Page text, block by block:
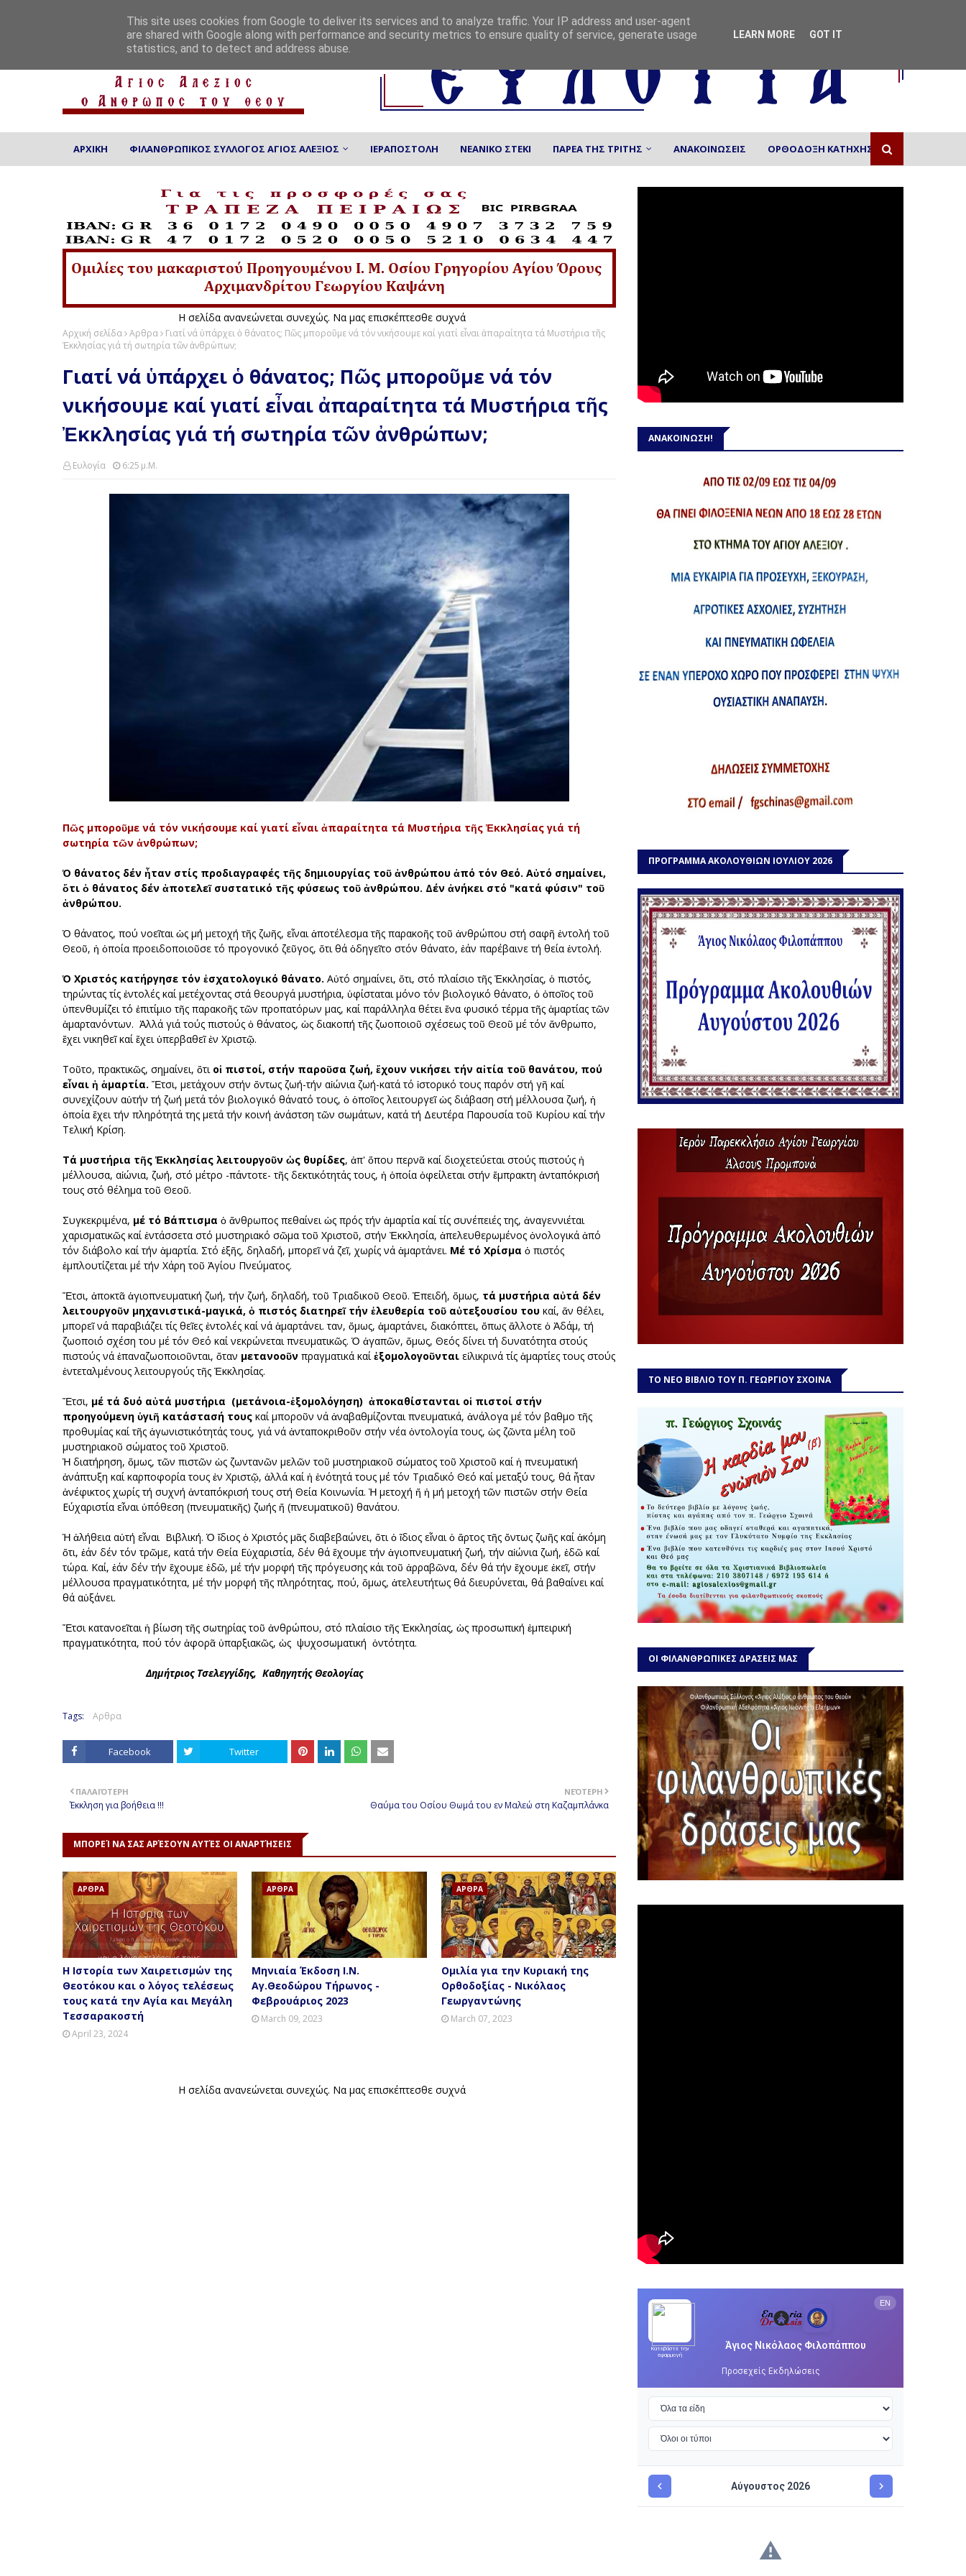
ΑΡΧΙΚΗ ΦΙΛΑΝΘΡΩΠΙΚΟΣ ΣΥΛΛΟΓΟΣ ΑΓΙΟΣ ΑΛΕΞΙΟΣ ΙΕΡΑΠΟΣΤΟΛΗ ΝΕΑΝΙΚΟ ΣΤΕΚΙ ΠΑΡΕΑ ΤΗΣ ΤΡΙΤΗΣ ΑΝΑΚΟΙΝΩΣΕΙΣ ΟΡΘΟΔΟΞΗ ΚΑΤΗΧΗΣΗ
Η σελίδα ανανεώνεται συνεχώς. Να μας επισκέπτεσθε συχνά
Αρχική σελίδα Αρθρα
Γιατί νά ὑπάρχει ὁ θάνατος; Πῶς μποροῦμε νά τόν νικήσουμε καί γιατί εἶναι ἀπαραίτητα τά Μυστήρια τῆς
Ἐκκλησίας γιά τή σωτηρία τῶν ἀνθρώπων;
Γιατί νά ὑπάρχει ὁ θάνατος; Πῶς μποροῦμε νά τόν
νικήσουμε καί γιατί εἶναι ἀπαραίτητα τά Μυστήρια τῆς
Ἐκκλησίας γιά τή σωτηρία τῶν ἀνθρώπων;
Ευλογία 6:25 Μ.μ.
Πῶς μποροῦμε νά τόν νικήσουμε καί γιατί εἶναι ἀπαραίτητα τά Μυστήρια τῆς Ἐκκλησίας γιά τή
σωτηρία τῶν ἀνθρώπων;
Ὁ θάνατος δέν ἦταν στίς προδιαγραφές τῆς δημιουργίας τοῦ ἀνθρώπου ἀπό τόν Θεό. Αὐτό σημαίνει,
ὅτι ὁ θάνατος δέν ἀποτελεῖ συστατικό τῆς φύσεως τοῦ ἀνθρώπου. Δέν ἀνήκει στό "κατά φύσιν" τοῦ
ἀνθρώπου.
Ὁ θάνατος, πού νοεῖται ὡς μή μετοχή τῆς ζωῆς, εἶναι ἀποτέλεσμα τῆς παρακοῆς τοῦ ἀνθρώπου στή σαφῆ ἐντολή τοῦ
Θεοῦ, ἡ ὁποία προειδοποιοῦσε τό προγονικό ζεῦγος, ὅτι θά ὁδηγεῖτο στόν θάνατο, ἐάν παρέβαινε τή θεία ἐντολή.
Ὁ Χριστός κατήργησε τόν ἐσχατολογικό θάνατο. Αὐτό σημαίνει, ὅτι, στό πλαίσιο τῆς Ἐκκλησίας, ὁ πιστός,
τηρώντας τίς ἐντολές καί μετέχοντας στά θεουργά μυστήρια, ὑφίσταται μόνο τόν βιολογικό θάνατο, ὁ ὁποῖος τοῦ
ὑπενθυμίζει τό ἐπιτίμιο τῆς παρακοῆς τῶν προπατόρων μας, καί παράλληλα θέτει ἔνα φυσικό τέρμα τῆς ἁμαρτίας τῶν
ἁμαρτανόντων. Ἀλλά γιά τούς πιστούς ὁ θάνατος, ὡς διακοπή τῆς ζωοποιοῦ σχέσεως τοῦ Θεοῦ μέ τόν ἄνθρωπο,
ἔχει νικηθεῖ καί ἔχει ὑπερβαθεῖ ἐν Χριστῷ.
Τοῦτο, πρακτικῶς, σημαίνει, ὅτιοἱ πιστοί, στήν παροῦσα ζωή, ἔχουν νικήσει τήν αἰτία τοῦ θανάτου, πού
εἶναι ἡ ἁμαρτία. Ἔτσι, μετάχουν στήν ὄντως ζωή-τήν αἰώνια ζωή-κατά τό ἱστορικό τους παρόν στή γῆ καί
συνεχίζουν αὐτήν τή ζωή μετά τόν βιολογικό θάνατό τους, ὁ ὁποῖος λειτουργεῖ ὡς διάβαση στή μέλλουσα ζωή, ἡ
ὁποία ἔχει τήν πληρότητά της μετά τήν κοινή ἀνάστση τῶν σωμάτων, κατά τή Δευτέρα Παρουσία τοῦ Κυρίου καί τήν
Τελική Κρίση.
Τά μυστήρια τῆς Ἐκκλησίας λειτουργοῦν ὡς θυρίδες, ἀπ' ὅπου περνᾶ καί διοχετεύεται στούς πιστούς ἡ
μέλλουσα, αἰώνια, ζωή, στό μέτρο -πάντοτε- τῆς δεκτικότητάς τους, ἡ ὁποία ὀφείλεται στήν ἔμπρακτη ἀνταπόκρισή
τους στό θέλημα τοῦ Θεοῦ.
Συγκεκριμένα, μέ τό Βάπτισμα ὁ ἄνθρωπος πεθαίνει ὡς πρός τήν ἀμαρτία καί τίς συνέπειές της, ἀναγεννιέται
χαρισματικῶς καί ἐντάσσετα στό μυστηριακό σῶμα τοῦ Χριστοῦ, στήν Ἐκκλησία, ἀπελευθερωμένος ὀνολογικά ἀπό
τόν διάβολο καί τήν ἁμαρτία. Στό ἑξῆς, δηλαδή, μπορεῖ νά ζεῖ, χωρίς νά ἁμαρτάνει. Μέ τό Χρίσμα ὁ πιστός
ἐμπλουτίζεται μέ τήν Χάρη τοῦ Ἁγίου Πνεύματος.
Ἔτσι, ἀποκτᾶ ἁγιοπνευματική ζωή, τήν ζωή, δηλαδή, τοῦ Τριαδικοῦ Θεοῦ. Ἐπειδή, ὅμως, τά μυστήρια αὐτά δέν
λειτουργοῦν μηχανιστικά-μαγικά, ὁ πιστός διατηρεῖ τήν ἐλευθερία τοῦ αὐτεξουσίου του καί, ἄν θέλει,
μπορεῖ νά παραβιάζει τίς θεῖες ἐντολές καί νά ἁμαρτάνει. Ὅταν, ὅμως, ἁμαρτάνει, διακόπτει, ὅπως ἄλλοτε ὁ Ἀδάμ, τή
ζωοποιό σχέση του μέ τόν Θεό καί νεκρώνεται πνευματικῶς. Ὁ ἀγαπῶν, ὅμως, Θεός δίνει τή δυνατότητα στούς
πιστούς νά ἐπαναζωοποιοῦνται, ὅταν μετανοοῦν πραγματικά καίἐξομολογοῦνται εἰλικρινά τίς ἁμαρτίες τους στούς
ἐντεταλμένους λειτουργούς τῆς Ἐκκλησίας.
Ἔτσι, μέ τά δυό αὐτά μυστήρια (μετάνοια-ἐξομολόγηση) ἀποκαθίστανται οἱ πιστοί στήν
προηγούμενη ὑγιῆ κατάστασή τους καί μποροῦν νά ἀναβαθμίζονται πνευματικά, ἀνάλογα μέ τόν βαθμο τῆς
προθυμίας καί τῆς ἀγωνιστικότητάς τους, γιά νά ἀνταποκριθοῦν στήν νέα ὀντολογία τους, ὡς ζῶντα μέλη τοῦ
μυστηριακοῦ σώματος τοῦ Χριστοῦ.
Ἡ διατήρηση, ὅμως, τῶν πιστῶν ὡς ζωντανῶν μελῶν τοῦ μυστηριακοῦ σώματος τοῦ Χριστοῦ καί ἡ πνευματική
ἀνάπτυξη καί καρποφορία τους ἐν Χριστῷ, ἀλλά καί ἡ ἑνότητά τους μέ τόν Τριαδικό Θεό καί μεταξύ τους, θά ἦταν
ἀνέφικτος χωρίς τή συχνή ἀνταπόκρισή τους στή Θεία Κοινωνία. Ἡ μετοχή ἤ ἡ μή μετοχή τῶν πιστῶν στήν Θεία
Εύχαριστία εἶναι ὑπόθεση (πνευματικῆς) ζωής ἤ (πνευματικοῦ) θανάτου.
Ἡ ἀλήθεια αὐτή εἶναι Βιβλική. Ὁ ἴδιος ὁ Χριστός μᾶς διαβεβαώνει, ὅτι ὁ ἴδιος εἶναι ὁ ἄρτος τῆς ὄντως ζωῆς καί ἀκόμη
ὅτι, ἐάν δέν τόν τρῶμε, κατά τήν Θεία Εὐχαριστία, δέν θά ἔχουμε τήν ἁγιοπνευματική ζωή, τήν αἰώνια ζωή, ἐδῶ καί
τώρα. Καί, ἐάν δέν τήν ἔχουμε ἐδῶ, μέ τήν μορφή τῆς πρόγευσης κάι τοῦ ἀρραβῶνα, δέν θά τήν ἔχουμε ἐκεῖ, στήν
μέλλουσα πραγματικότητα, μέ τήν μορφή τῆς πληρότητας, πού, ὅμως, ἀτελευτήτως θά διευρύνεται, θά βαθαίνει καί
θά αὐξάνει.
Ἔτσι κατανοεῖται ἡ βίωση τῆς σωτηρίας τοῦ ἀνθρώπου, στό πλαίσιο τῆς Ἐκκλησίας, ὡς προσωπική ἐμπειρική
πραγματικότητα, πού τόν ἀφορᾶ ὑπαρξιακῶς, ὡς ψυχοσωματική ὀντότητα.
Δημήτριος Τσελεγγίδης, Καθηγητής Θεολογίας
Tags: Αρθρα
Facebook Twitter
ΝΕΌΤΕΡΗ
Θαύμα του Οσίου Θωμά του εν Μαλεώ στη Καζαμπλάνκα
ΠΑΛΑΙΌΤΕΡΗ
Έκκληση για βοήθεια !!!
ΜΠΟΡΕΊ ΝΑ ΣΑΣ ΑΡΈΣΟΥΝ ΑΥΤΈΣ ΟΙ ΑΝΑΡΤΉΣΕΙΣ
ΑΡΘΡΑ
Η Ιστορία των Χαιρετισμών της
Θεοτόκου και ο λόγος τελέσεως
τους κατά την Αγία και Μεγάλη
Τεσσαρακοστή
April 23, 2024
ΑΡΘΡΑ
Μηνιαία Έκδοση Ι.Ν.
Αγ.Θεοδώρου Τήρωνος -
Φεβρουάριος 2023
March 09, 2023
ΑΡΘΡΑ
Ομιλία για την Κυριακή της
Ορθοδοξίας - Νικόλαος
Γεωργαντώνης
March 07, 2023
Η σελίδα ανανεώνεται συνεχώς. Να μας επισκέπτεσθε συχνά
ΑΝΑΚΟΙΝΩΣΗ!
ΠΡΟΓΡΑΜΜΑ ΑΚΟΛΟΥΘΙΩΝ ΙΟΥΛΙΟΥ 2026
ΤΟ ΝΕΟ ΒΙΒΛΙΟ ΤΟΥ Π. ΓΕΩΡΓΙΟΥ ΣΧΟΙΝΑ
ΟΙ ΦΙΛΑΝΘΡΩΠΙΚΕΣ ΔΡΑΣΕΙΣ ΜΑΣ
This site uses cookies from Google to deliver its services and to analyze traffic. Your IP address and user-agent
are shared with Google along with performance and security metrics to ensure quality of service, generate usage
statistics, and to detect and address abuse.
LEARN MORE GOT IT